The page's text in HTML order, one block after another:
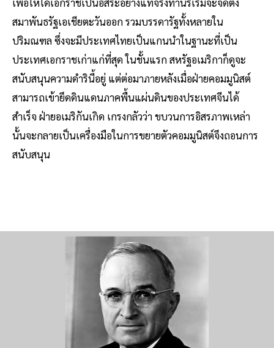
สมาพันธรัฐเอเชียตะวันออก รวมบรรดารัฐทั้งหลายใน
ปริมณฑล ซึ่งจะมีประเทศไทยเป็นแกนนำในฐานะที่เป็น
ประเทศเอกราชเก่าแก่ที่สุด ในชั้นแรก สหรัฐอเมริกาก็ดูจะ
สนับสนุนความดำรินี้อยู่ แต่ต่อมาภายหลังเมื่อฝ่ายคอมมูนิสต์
สามารถเข้ายึดดินแดนภาคพื้นแผ่นดินของประเทศจีนได้
สำเร็จ ฝ่ายอเมริกันเกิด เกรงกลัวว่า ขบวนการอิสรภาพเหล่า
นั้นจะกลายเป็นเครื่องมือในการขยายตัวคอมมูนิสต์จึงถอนการ
สนับสนุน